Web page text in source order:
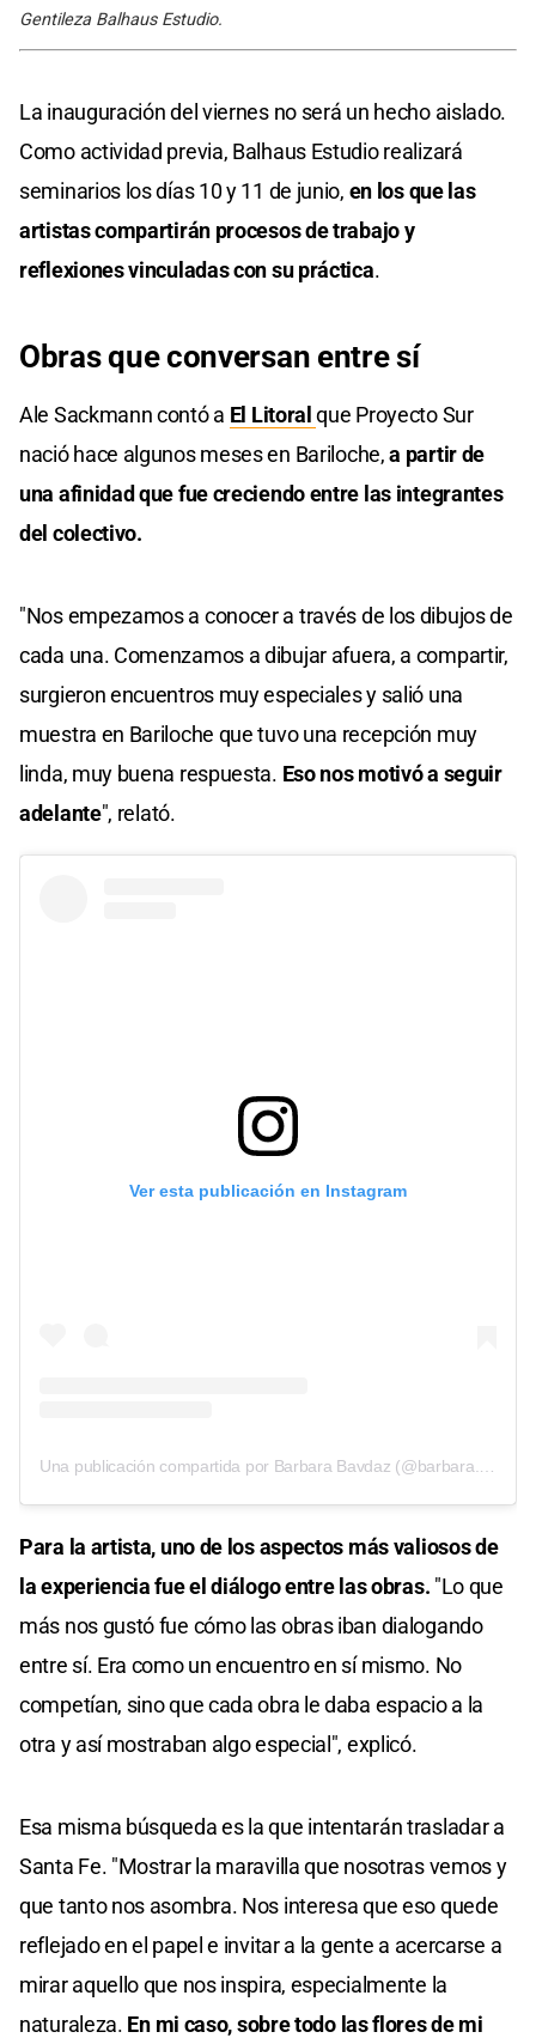
Gentileza Balhaus Estudio.
La inauguración del viernes no será un hecho aislado.
Como actividad previa, Balhaus Estudio realizará
seminarios los días 10 y 11 de junio, en los que las
artistas compartirán procesos de trabajo y
reflexiones vinculadas con su práctica.
Obras que conversan entre sí
Ale Sackmann contó a El Litoralque Proyecto Sur
nació hace algunos meses en Bariloche,a partir de
una afinidad que fue creciendo entre las integrantes
del colectivo.
"Nos empezamos a conocer a través de los dibujos de
cada una. Comenzamos a dibujar afuera, a compartir,
surgieron encuentros muy especiales y salió una
muestra en Bariloche que tuvo una recepción muy
linda, muy buena respuesta. Eso nos motivó a seguir
adelante", relató.
Ver esta publicación en Instagram
Para la artista, uno de los aspectos más valiosos de
la experiencia fue el diálogo entre las obras. "Lo que
más nos gustó fue cómo las obras iban dialogando
entre sí. Era como un encuentro en sí mismo. No
competían, sino que cada obra le daba espacio a la
otra y así mostraban algo especial", explicó.
Esa misma búsqueda es la que intentarán trasladar a
Santa Fe. "Mostrar la maravilla que nosotras vemos y
que tanto nos asombra. Nos interesa que eso quede
reflejado en el papel e invitar a la gente a acercarse a
mirar aquello que nos inspira, especialmente la
naturaleza. En mi caso, sobre todo las flores de mi